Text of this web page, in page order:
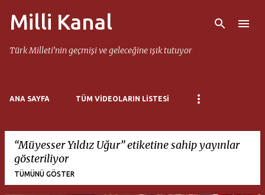
Ana içeriğe atla
Milli Kanal
Türk Milleti’nin geçmişi ve geleceğine ışık tutuyor
ANA SAYFA TÜM VIDEOLARIN LISTESI
Müyesser Yıldız Uğur etiketine sahip yayınlar
gösteriliyor
TÜMÜNÜ GÖSTER